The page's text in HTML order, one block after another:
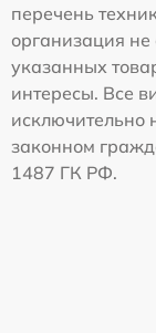
перечень
организация
указанных
интересы. Все
исключительно
законном
1487 ГК РФ.